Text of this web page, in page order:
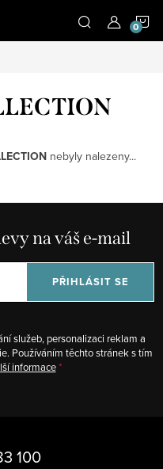
nebyly nalezeny...
na váš e-mail
služeb, personalizaci reklam a
Používáním těchto stránek s tím
informace
PŘIHLÁSIT SE
100